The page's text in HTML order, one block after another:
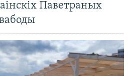
Паветраных